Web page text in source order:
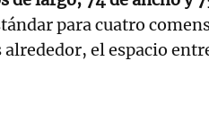
para cuatro
el espacio